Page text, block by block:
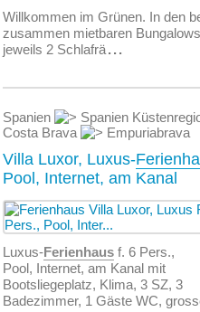
Willkommen im Grünen. In den
zusammen mietbaren
jeweils 2 Schlafrä...
Spanien
Spanien
Costa Brava
Empuriabrava
Villa Luxor, Luxus-
Pool, Internet, am Kanal
Luxus-Ferienhaus f. 6 Pers.,
Pool, Internet, am Kanal mit
Bootsliegeplatz, Klima, 3 SZ, 3
Badezimmer, 1 Gäste WC,